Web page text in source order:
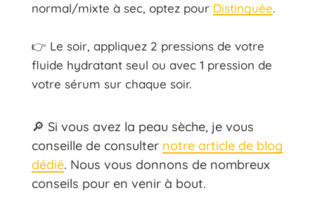
normal/mixte à sec, optez pour Distinguée.
👉 Le soir, appliquez 2 pressions de votre
fluide hydratant seul ou avec 1 pression de
votre sérum sur chaque soir.
🔎 Si vous avez la peau sèche, je vous
conseille de consulter notre article de blog
dédié. Nous vous donnons de nombreux
conseils pour en venir à bout.